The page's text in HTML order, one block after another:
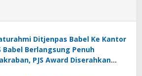
Ditjenpas Babel Ke Kantor
Berlangsung Penuh
PJS Award Diserahkan